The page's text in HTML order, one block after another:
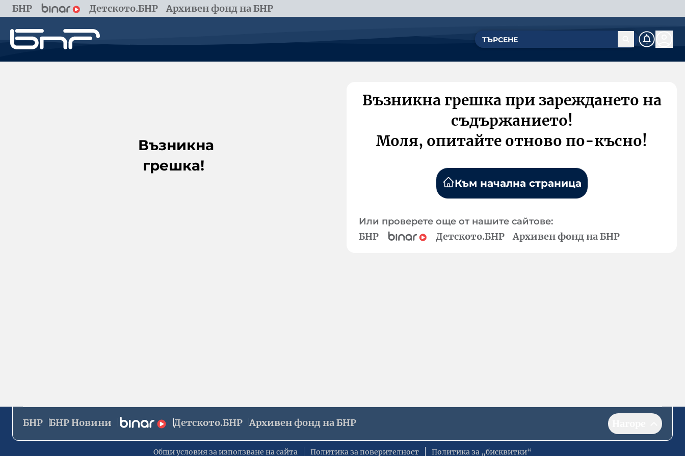
БНР Детското.БНР Архивен фонд на БНР
Възникна
грешка!
Възникна грешка при зареждането на
съдържанието!
Моля, опитайте отново по-късно!
Към начална страница
Или проверете още от нашите сайтове:
БНР Детското.БНР Архивен фонд на БНР
БНР БНР Новини Детското.БНР Архивен фонд на БНР
Общи условия за използване на сайта Политика за поверителност Политика за „бисквитки“